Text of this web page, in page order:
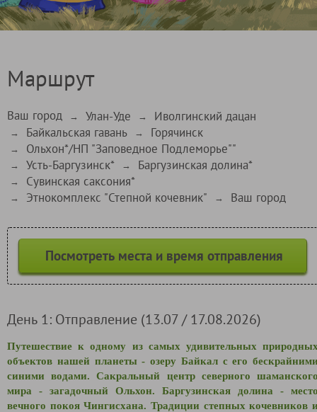
Маршрут
Ваш город → Улан-Уде → Иволгинский дацан
→ Байкальская гавань → Горячинск
→ Ольхон*/НП "Заповедное Подлеморье""
→ Усть-Баргузинск* → Баргузинская долина*
→ Сувинская саксония*
→ Этнокомплекс "Степной кочевник" → Ваш город
Посмотреть места и время отправления
День 1: Отправление (13.07 / 17.08.2026)
Путешествие к одному из самых удивительных
объектов нашей планеты - озеру Байкал с его
синими водами. Сакральный центр северного
мира - загадочный Ольхон. Баргузинская долина -
вечного покоя Чингисхана. Традиции степных кочевников